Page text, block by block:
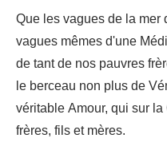
Que les vagues de la
vagues mêmes d'une
de tant de nos pauvres
le berceau non plus de
véritable Amour, qui sur
frères, fils et mères.